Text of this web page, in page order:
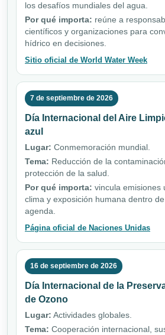
los desafíos mundiales del agua.
Por qué importa: reúne a
científicos y organizaciones para
hídrico en decisiones.
Sitio oficial de World Water Week
7 de septiembre de 2026
Día Internacional del Aire
azul
Lugar: Conmemoración mundial.
Tema: Reducción de la
protección de la salud.
Por qué importa: vincula emisiones
clima y exposición humana dentro
agenda.
Página oficial de Naciones Unidas
16 de septiembre de 2026
Día Internacional de la
de Ozono
Lugar: Actividades globales.
Tema: Cooperación internacional,